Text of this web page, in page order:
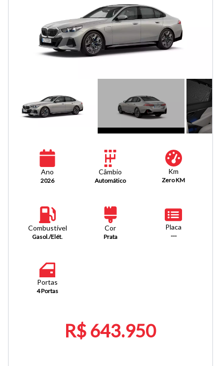
Ano
2026
Câmbio
Automático
Km
Zero KM
Combustível
Gasol./Elét.
Cor
Prata
Placa
---
Portas
4 Portas
R$ 643.950